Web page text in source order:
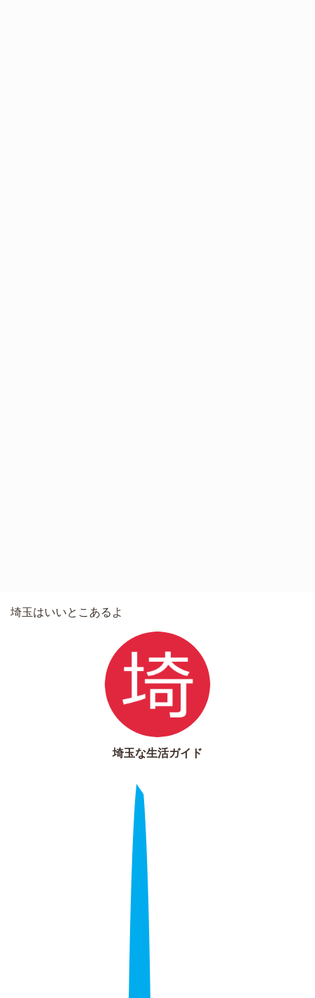
埼玉はいいとこあるよ
埼玉な生活ガイド